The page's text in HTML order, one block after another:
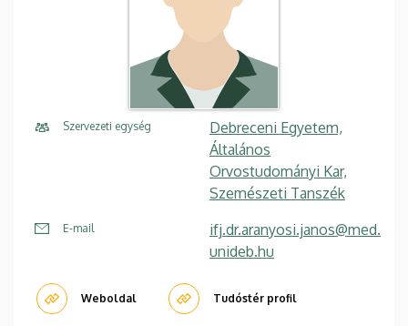
Szervezeti egység
Debreceni Egyetem,
Általános
Orvostudományi Kar,
Szemészeti Tanszék
E-mail
ifj.dr.aranyosi.janos@med.
unideb.hu
Weboldal Tudóstér profil